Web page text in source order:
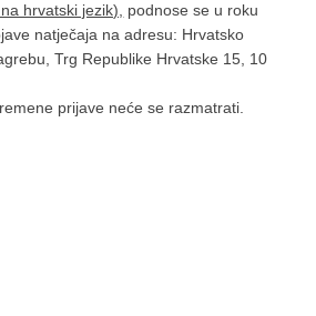
hrvatski jezik),
podnose se u roku
natječaja na adresu: Hrvatsko
Trg Republike Hrvatske 15, 10
prijave neće se razmatrati.